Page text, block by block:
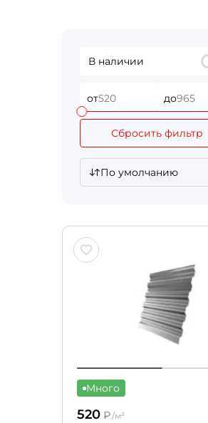
В наличии
от до
Сбросить фильтр
По умолчанию
Много
520 ₽/м²